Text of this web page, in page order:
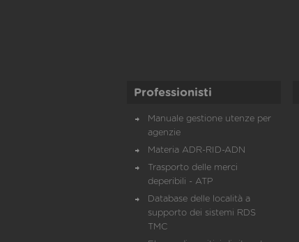
Professionisti
Manuale gestione utenze per
agenzie
Materia ADR-RID-ADN
Trasporto delle merci
deperibili - ATP
Database delle località a
supporto dei sistemi RDS
TMC